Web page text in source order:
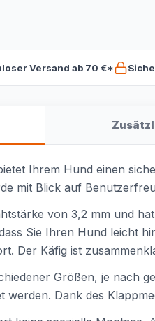
Versand ab 70 €*
Ihrem Hund einen
mit Blick auf
von 3,2 mm und
Sie Ihren Hund leicht
Der Käfig ist
Größen, je nach
Dank des